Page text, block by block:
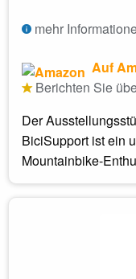
mehr
Auf
Berichten Sie
Der
BiciSupport ist ein
Mountainbike-